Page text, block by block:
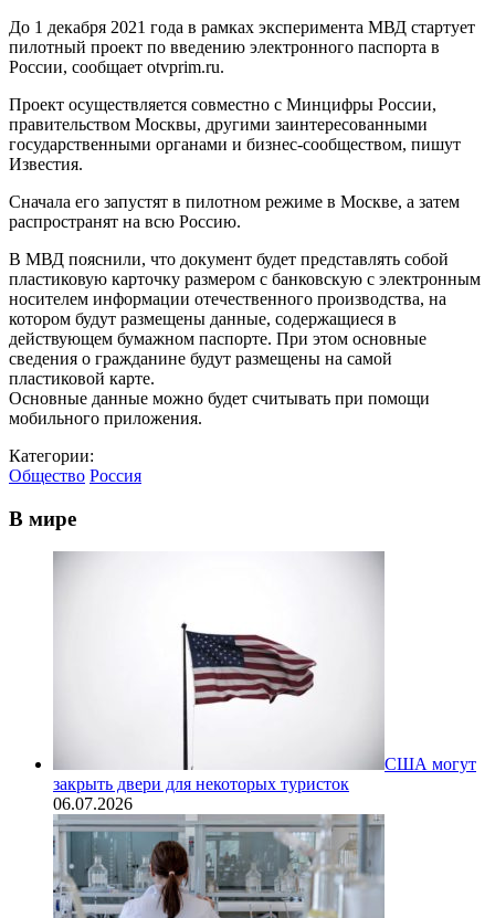
До 1 декабря 2021 года в рамках эксперимента МВД стартует
пилотный проект по введению электронного паспорта в
России, сообщает otvprim.ru.
Проект осуществляется совместно с Минцифры России,
правительством Москвы, другими заинтересованными
государственными органами и бизнес-сообществом, пишут
Известия.
Сначала его запустят в пилотном режиме в Москве, а затем
распространят на всю Россию.
В МВД пояснили, что документ будет представлять собой
пластиковую карточку размером с банковскую с электронным
носителем информации отечественного производства, на
котором будут размещены данные, содержащиеся в
действующем бумажном паспорте. При этом основные
сведения о гражданине будут размещены на самой
пластиковой карте.
Основные данные можно будет считывать при помощи
мобильного приложения.
Категории:
Общество Россия
В мире
США могут
закрыть двери для некоторых туристок
06.07.2026